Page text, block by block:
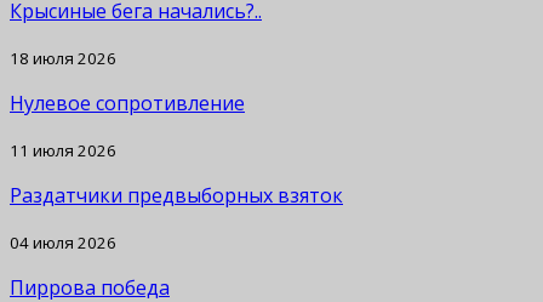
Крысиные бега начались?..
18 июля 2026
Нулевое сопротивление
11 июля 2026
Раздатчики предвыборных взяток
04 июля 2026
Пиррова победа